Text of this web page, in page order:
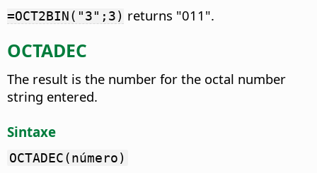
=OCT2BIN("3";3) returns "011".
OCTADEC
The result is the number for the octal number
string entered.
Sintaxe
OCTADEC(número)